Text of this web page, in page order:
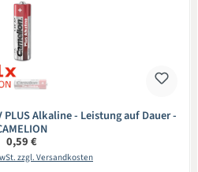
PLUS Alkaline - Leistung auf Dauer -
Regulärer Preis:
0,59 €
zzgl. Versandkosten